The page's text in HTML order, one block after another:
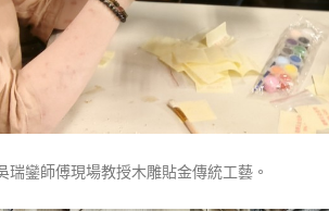
瑞鑾師傅現場教授木雕貼金傳統工藝。